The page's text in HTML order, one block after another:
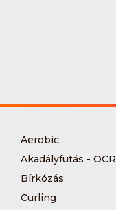
Aerobic
Akadályfutás - OCR
Bírkózás
Curling